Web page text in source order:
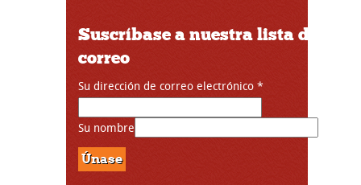
Suscríbase a nuestra lista de
correo
Su dirección de correo electrónico *
Su nombre